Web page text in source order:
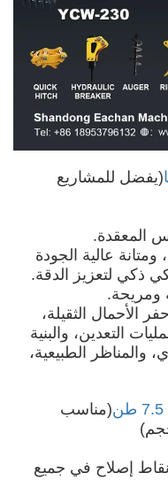
(يفضل للمشاريع
ومتانة عالية الجودة
ذكي لتعزيز الدقة.
الأحمال الثقيلة،
التعدين، والبنية
والمناظر الطبيعية،
(مناسب
نقاط إصلاح في جميع